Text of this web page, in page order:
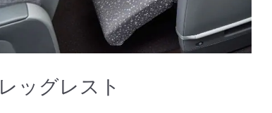
レッグレスト